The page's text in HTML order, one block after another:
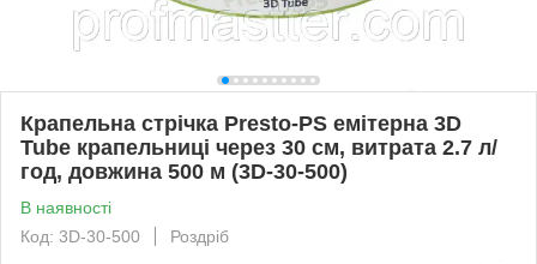
Крапельна стрічка Presto-PS емітерна 3D
Tube крапельниці через 30 см, витрата 2.7 л/
год, довжина 500 м (3D-30-500)
В наявності
Код: 3D-30-500
Роздріб